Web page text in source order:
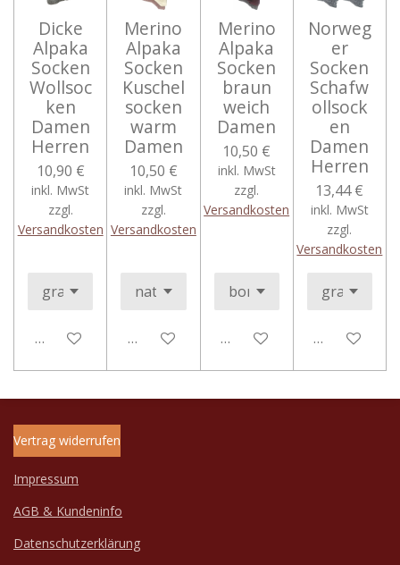
Dicke
Alpaka
Socken
Wollsoc
ken
Damen
Herren
10,90 €
inkl. MwSt
zzgl.
Versandkosten
In den Warenkorb
Merino
Alpaka
Socken
Kuschel
socken
warm
Damen
10,50 €
inkl. MwSt
zzgl.
Versandkosten
In den Warenkorb
Merino
Alpaka
Socken
braun
weich
Damen
10,50 €
inkl. MwSt
zzgl.
Versandkosten
In den Warenkorb
Norweg
er
Socken
Schafw
ollsock
en
Damen
Herren
13,44 €
inkl. MwSt
zzgl.
Versandkosten
In den
Vertrag widerrufen
Impressum
AGB & Kundeninfo
Datenschutzerklärung